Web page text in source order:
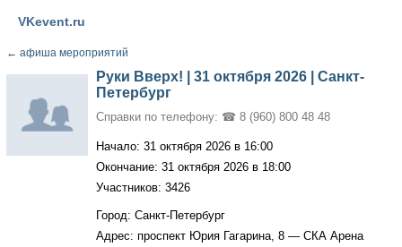
VKevent.ru
← афиша мероприятий
Руки Вверх! | 31 октября 2026 | Санкт-
Петербург
Справки по телефону: ☎ 8 (960) 800 48 48
Начало: 31 октября 2026 в 16:00
Окончание: 31 октября 2026 в 18:00
Участников: 3426
Город: Санкт-Петербург
Адрес: проспект Юрия Гагарина, 8 — СКА Арена